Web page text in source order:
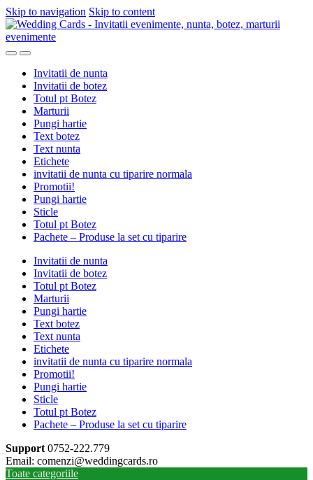
Skip to navigation Skip to content
Invitatii de nunta
Invitatii de botez
Totul pt Botez
Marturii
Pungi hartie
Text botez
Text nunta
Etichete
invitatii de nunta cu tiparire normala
Promotii!
Pungi hartie
Sticle
Totul pt Botez
Pachete – Produse la set cu tiparire
Invitatii de nunta
Invitatii de botez
Totul pt Botez
Marturii
Pungi hartie
Text botez
Text nunta
Etichete
invitatii de nunta cu tiparire normala
Promotii!
Pungi hartie
Sticle
Totul pt Botez
Pachete – Produse la set cu tiparire
Support 0752-222.779
Email: comenzi@weddingcards.ro
Toate categoriile